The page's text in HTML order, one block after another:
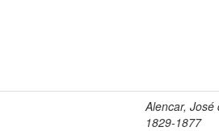
Alencar, José
1829-1877